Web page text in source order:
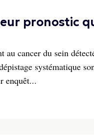
pronostic
cancer du sein
systématique
enquêt...